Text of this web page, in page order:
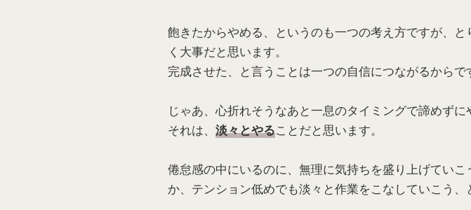
飽きたからやめる、というのも一つの考え方ですが、
く大事だと思います。
完成させた、と言うことは一つの自信につながるからで
じゃあ、心折れそうなあと一息のタイミングで諦めずに
それは、 淡々とやることだと思います。
倦怠感の中にいるのに、無理に気持ちを盛り上げてい
か、テンション低めでも淡々と作業をこなしていこう、